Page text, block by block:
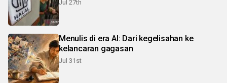
Jul 27th
Menulis di era AI: Dari kegelisahan ke
kelancaran gagasan
Jul 31st